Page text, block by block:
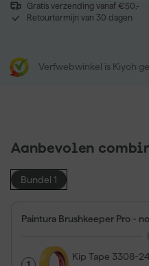
Gratis verzending vanaf €50,-
Retourtermijn van 30 dagen
Verfwebwinkel is Kiyoh
Aanbevolen
Bundel 1
Paintura Brushkeeper Pro -
1
Kip Tape 3308-